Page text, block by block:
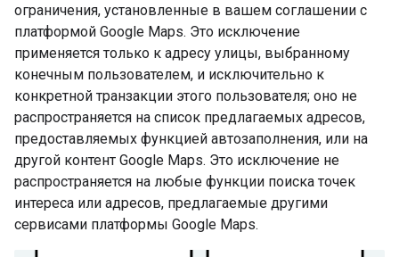
ограничения, установленные в вашем соглашении с
платформой Google Maps. Это исключение
применяется только к адресу улицы, выбранному
конечным пользователем, и исключительно к
конкретной транзакции этого пользователя; оно не
распространяется на список предлагаемых адресов,
предоставляемых функцией автозаполнения, или на
другой контент Google Maps. Это исключение не
распространяется на любые функции поиска точек
интереса или адресов, предлагаемые другими
сервисами платформы Google Maps.